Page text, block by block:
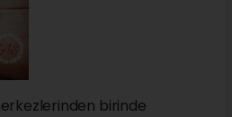
birinde